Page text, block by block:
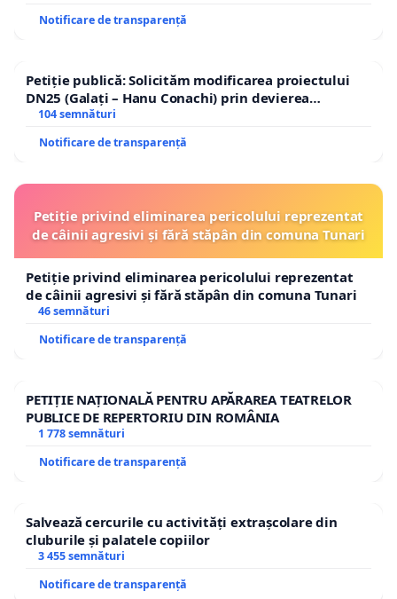
Notificare de transparență
Petiție publică: Solicităm modificarea proiectului
DN25 (Galați – Hanu Conachi) prin devierea
traseului în afara localităților!
104 semnături
Notificare de transparență
Petiție privind eliminarea pericolului reprezentat
de câinii agresivi și fără stăpân din comuna Tunari
Petiție privind eliminarea pericolului reprezentat
de câinii agresivi și fără stăpân din comuna Tunari
46 semnături
Notificare de transparență
PETIȚIE NAȚIONALĂ PENTRU APĂRAREA TEATRELOR
PUBLICE DE REPERTORIU DIN ROMÂNIA
1 778 semnături
Notificare de transparență
Salvează cercurile cu activități extrașcolare din
cluburile și palatele copiilor
3 455 semnături
Notificare de transparență